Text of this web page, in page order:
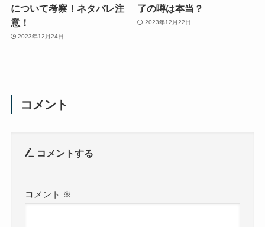
について考察！ネタバレ注
意！
2023年12月24日
了の噂は本当？
2023年12月22日
コメント
コメントする
コメント ※